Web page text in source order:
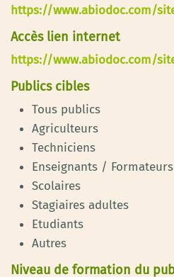
https://www.abiodoc.com/
Accès lien internet
https://www.abiodoc.com/
Publics cibles
Tous publics
Agriculteurs
Techniciens
Enseignants / Formateurs
Scolaires
Stagiaires adultes
Etudiants
Autres
Niveau de formation du